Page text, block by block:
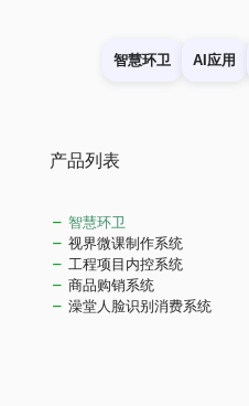
智慧环卫 AI应用
产品列表
智慧环卫
视界微课制作系统
工程项目内控系统
商品购销系统
澡堂人脸识别消费系统